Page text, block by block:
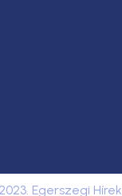
Egerszegi Hírek